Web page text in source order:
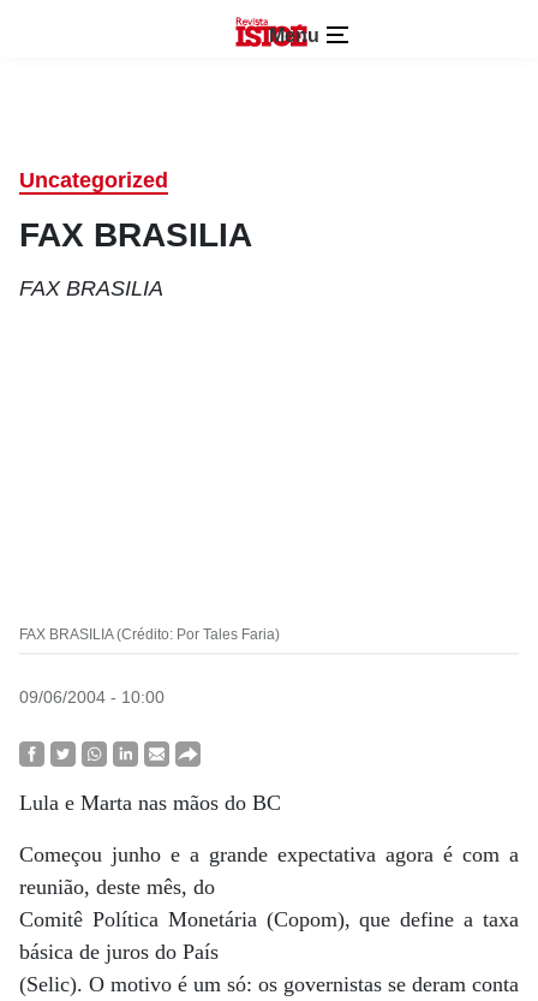
Menu
Uncategorized
FAX BRASILIA
FAX BRASILIA
FAX BRASILIA (Crédito: Por Tales Faria)
09/06/2004 - 10:00
Lula e Marta nas mãos do BC
Começou junho e a grande expectativa agora é com a
reunião, deste mês, do
Comitê Política Monetária (Copom), que define a taxa
básica de juros do País
(Selic). O motivo é um só: os governistas se deram conta